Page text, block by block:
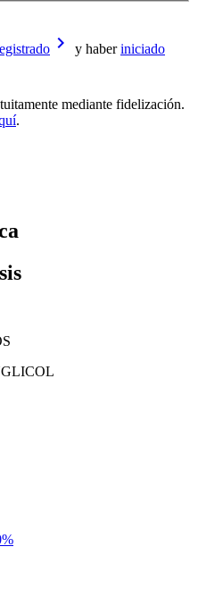
keyboard_arrow_right y haberiniciado
mediante fidelización.
.